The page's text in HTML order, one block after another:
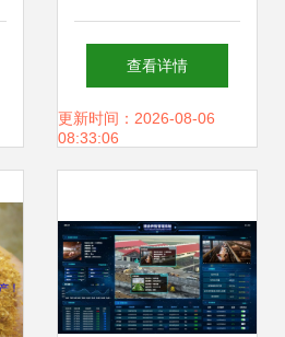
绿意，唤醒饲料服
务站的品牌力量
查看详情
更新时间：2026-08-06
08:33:06